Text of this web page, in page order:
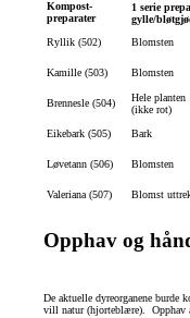
Kompost-
preparater
1 serie
gylle/
Ryllik (502)
Blomsten
Kamille (503)
Blomsten
Brennesle (504)
Hele planten
(ikke rot)
Eikebark (505)
Bark
Løvetann (506)
Blomsten
Valeriana (507)
Blomst
Opphav og
De aktuelle dyreorganene burde
vill natur (hjorteblære). Opphav